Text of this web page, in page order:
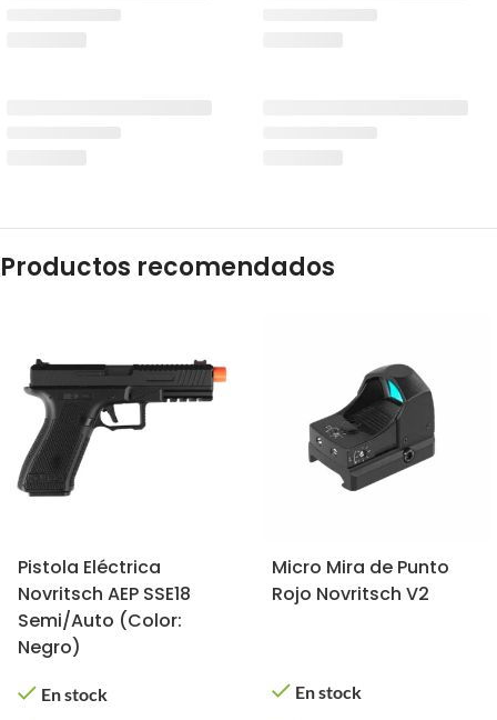
Productos recomendados
Pistola Eléctrica
Novritsch AEP SSE18
Semi/Auto (Color:
Negro)
En stock
Micro Mira de Punto
Rojo Novritsch V2
En stock